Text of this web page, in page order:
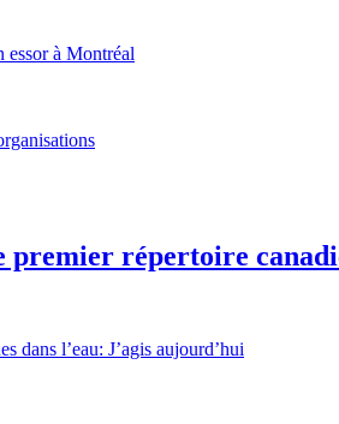
essor à Montréal
répertoire
dans l’eau: J’agis aujourd’hui